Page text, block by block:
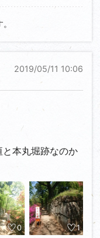
た家。
。
た物。
。
に二階櫓らしき建
因り、著しく崩
が在りましたけ
、駐車場の拡張に
宅地に変化。
も拡張されてい
てる高土塁、ま
す。
2019/05/11 10:06
本丸堀跡なのか
象。
に1つだけ、石垣
るのが物悲しい。
0 1